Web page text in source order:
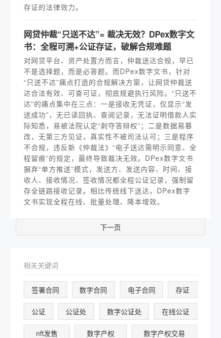
存证的法律效力。
网贷仲裁“只送不达”= 裁决无效？DPex数字文
书：全程可溯+公证存证，破解合规难题
对网贷平台、资产处置方而言，仲裁送达合规，早已
不是选择题，而是必答题。而DPex数字文书，针对
“只送不达”痛点打造的合规解决方案，让网贷仲裁送
达合法有效、可查可证，彻底规避执行风险。“只送不
达”的痛点集中在三点：一是接收无凭证，仅显示“发
送成功”，无已读回执、查阅记录，无法证明借款人实
际知悉，易被法院认定“剥夺答辩权”；二是数据易篡
改，无第三方见证，真实性不被司法认可；三是程序
不合规，违反新《仲裁法》“电子送达需明示同意、全
程留痕”的规定，最终导致裁决无效。DPex数字文书
摒弃“单方推送”模式，发送方、发送内容、时间、接
收人、接收情况、签收情况都全程公证记录，强制留
存全链路接收记录。相比传统线下送达，DPex数字
文书实现全程在线、批量处理、降本增效。
下一页
相关关键词
签署合同 数字合同 电子合同 存证
公证 公证处 数字公证处 在线公证
nft发售 数字产权 数字产权交易